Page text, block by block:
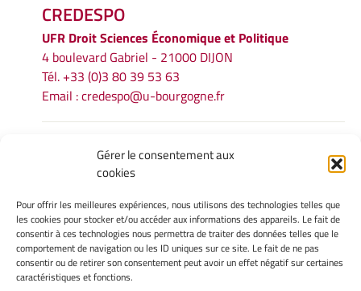
Gérer le consentement aux
cookies
Pour offrir les meilleures expériences, nous utilisons des technologies telles que
les cookies pour stocker et/ou accéder aux informations des appareils. Le fait de
consentir à ces technologies nous permettra de traiter des données telles que le
comportement de navigation ou les ID uniques sur ce site. Le fait de ne pas
consentir ou de retirer son consentement peut avoir un effet négatif sur certaines
caractéristiques et fonctions.
CREDESPO
UFR Droit Sciences Économique et Politique
4 boulevard Gabriel - 21000 DIJON
Tél. +33 (0)3 80 39 53 63
Email :credespo@u-bourgogne.fr
INFORMATIONS LÉGALES
Mentions légales
Politique de cookies
Déclaration de confidentialité
Avertissement